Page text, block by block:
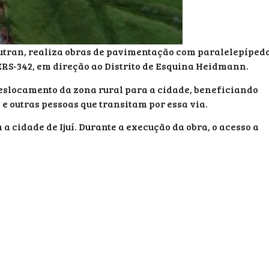
realiza obras de pavimentação com
342, em direção ao Distrito de Esquina Heidmann.
da zona rural para a cidade, beneficiando
outras pessoas que transitam por essa via.
cidade de Ijuí. Durante a execução da obra, o acesso a